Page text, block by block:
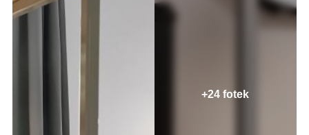
+24 fotek